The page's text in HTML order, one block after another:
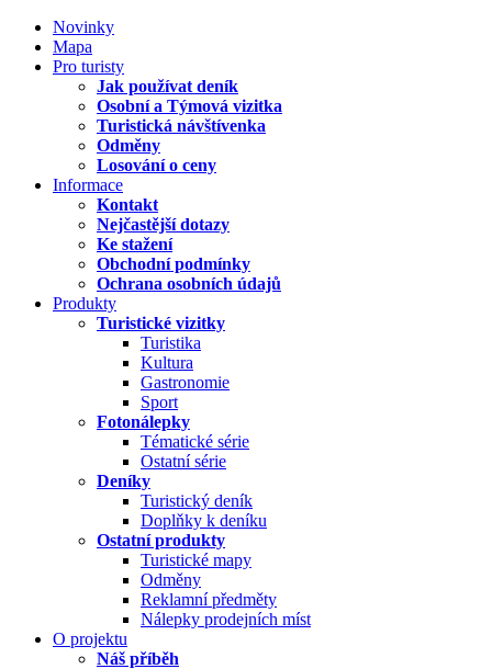
Novinky
Mapa
Pro turisty
Jak používat deník
Osobní a Týmová vizitka
Turistická návštívenka
Odměny
Losování o ceny
Informace
Kontakt
Nejčastější dotazy
Ke stažení
Obchodní podmínky
Ochrana osobních údajů
Produkty
Turistické vizitky
Turistika
Kultura
Gastronomie
Sport
Fotonálepky
Tématické série
Ostatní série
Deníky
Turistický deník
Doplňky k deníku
Ostatní produkty
Turistické mapy
Odměny
Reklamní předměty
Nálepky prodejních míst
O projektu
Náš příběh